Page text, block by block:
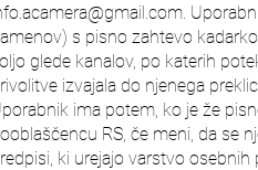
.
s pisno zahtevo
glede kanalov, po katerih
izvajala do njenega
ima potem, ko je že
RS, če meni, da se
ki urejajo varstvo osebnih